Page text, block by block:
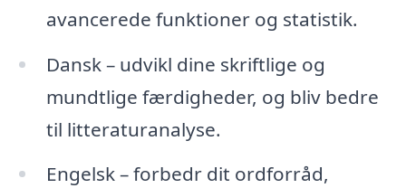
avancerede funktioner og statistik.
Dansk – udvikl dine skriftlige og
mundtlige færdigheder, og bliv bedre
til litteraturanalyse.
Engelsk – forbedr dit ordforråd,